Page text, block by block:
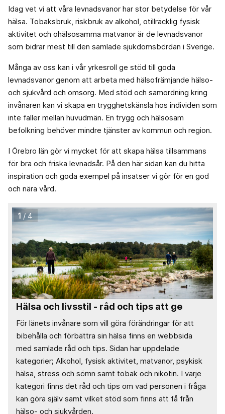
Idag vet vi att våra levnadsvanor har stor betydelse för vår
hälsa. Tobaksbruk, riskbruk av alkohol, otillräcklig fysisk
aktivitet och ohälsosamma matvanor är de levnadsvanor
som bidrar mest till den samlade sjukdomsbördan i Sverige.
Många av oss kan i vår yrkesroll ge stöd till goda
levnadsvanor genom att arbeta med hälsofrämjande hälso-
och sjukvård och omsorg. Med stöd och samordning kring
invånaren kan vi skapa en trygghetskänsla hos individen som
inte faller mellan huvudmän. En trygg och hälsosam
befolkning behöver mindre tjänster av kommun och region.
I Örebro län gör vi mycket för att skapa hälsa tillsammans
för bra och friska levnadsår. På den här sidan kan du hitta
inspiration och goda exempel på insatser vi gör för en god
och nära vård.
Hälsa och livsstil - råd och tips att ge
För länets invånare som vill göra förändringar för att
bibehålla och förbättra sin hälsa finns en webbsida
med samlade råd och tips. Sidan har uppdelade
kategorier; Alkohol, fysisk aktivitet, matvanor, psykisk
hälsa, stress och sömn samt tobak och nikotin. I varje
kategori finns det råd och tips om vad personen i fråga
kan göra själv samt vilket stöd som finns att få från
hälso- och sjukvården.
1 / 4